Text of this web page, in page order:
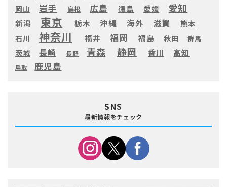
岡山
岩手 島根 広島 徳島 愛媛 愛知
新潟 東京 栃木 沖縄 海外 滋賀
熊本
石川
神奈川 福井 福岡 福島 秋田 群馬
茨城 長崎 長野 青森 静岡 香川 高知
鳥取 鹿児島
SNS
最新情報をチェック